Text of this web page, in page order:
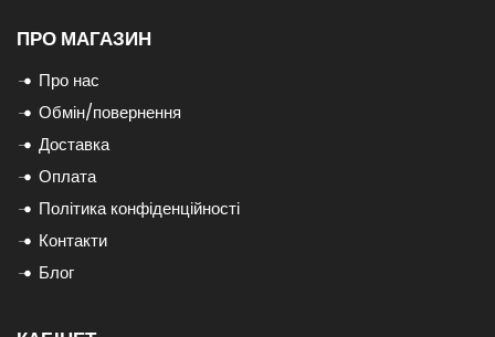
ПРО МАГАЗИН
Про нас
Обмін/повернення
Доставка
Оплата
Політика конфіденційності
Контакти
Блог